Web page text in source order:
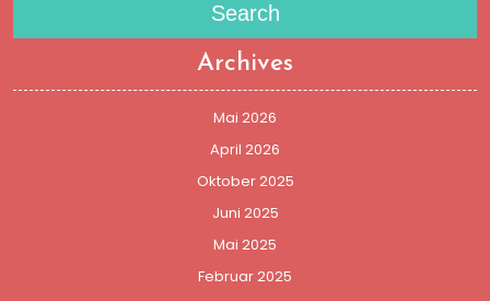
Search
Archives
Mai 2026
April 2026
Oktober 2025
Juni 2025
Mai 2025
Februar 2025